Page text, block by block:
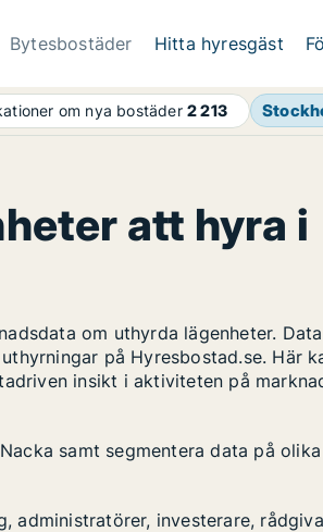
Bytesbostäder Hitta hyresgäst
om nya bostäder2 213
att hyra i
om uthyrda lägenheter. Data
på Hyresbostad.se. Här
insikt i aktiviteten på
samt segmentera data på olika
administratörer, investerare,